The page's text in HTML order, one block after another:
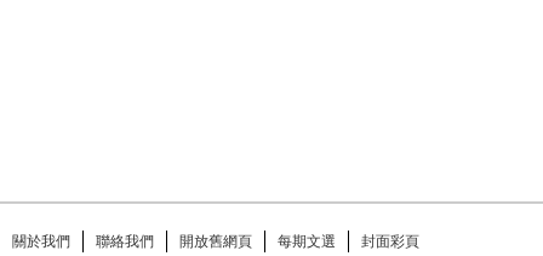
關於我們 聯絡我們 開放舊網頁 每期文選 封面彩頁